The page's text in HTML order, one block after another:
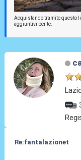
Acquistando tramite questo
aggiuntivi per te.
Re:fantalazionet